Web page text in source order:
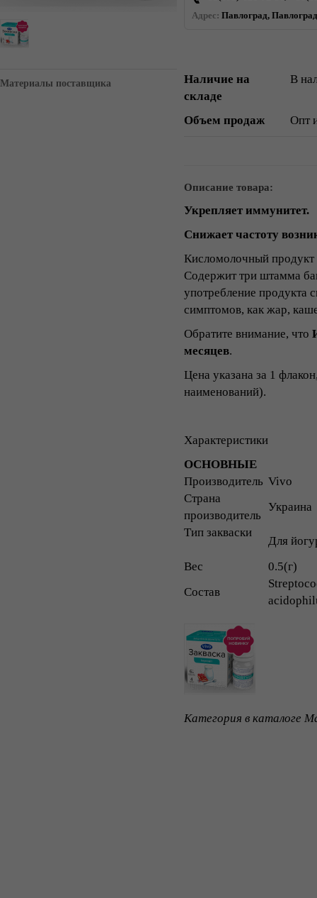
Материалы поставщика
Адрес: Павлоград,
Наличие на
складе
В
Объем продаж Опт
Описание товара:
Укрепляет иммунитет.
Снижает частоту
Кисломолочный
Содержит три штамма
употребление продукта
симптомов, как жар,
Обратите внимание, что
месяцев.
Цена указана за 1
наименований).
Характеристики
ОСНОВНЫЕ
Производитель Vivo
Страна
производитель
Украина
Тип закваски
Для
Вес
0.5(г)
Состав
Категория в каталоге